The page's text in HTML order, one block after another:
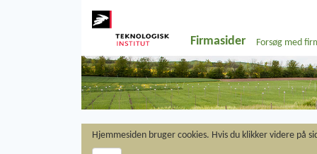
Hjemmesiden bruger cookies. Hvis du klikker videre på
Firmasider Forsøg med